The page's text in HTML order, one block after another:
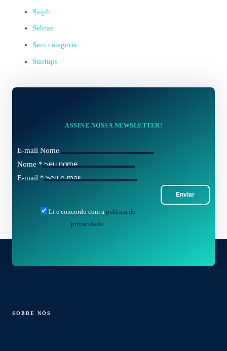
Saiph
Sebrae
Sem categoria
Startups
ASSINE NOSSA NEWSLETTER!
E-mail Nome
Nome *
E-mail *
Enviar
Li e concordo com a política de
privacidade.
SOBRE NÓS